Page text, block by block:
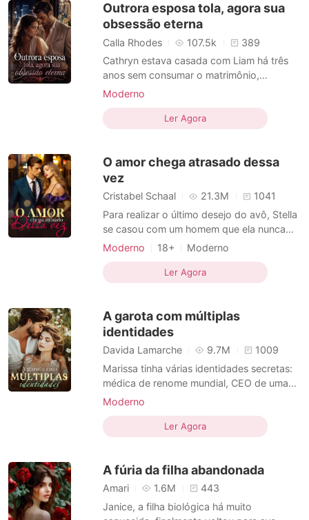
ruas durante a noite fria. No
Arrogante / Dominante
Outrora esposa tola, agora sua
obsessão eterna
Calla Rhodes 107.5k
389
Cathryn estava casada com Liam há três
anos sem consumar o matrimônio,
acreditando que ele se dedicava
mãe morreu, ela descobriu que seu marido
Enterrando toda ternura, ela
Moderno
Casamento após um curto namoro
Múltiplas identidades
Casamento por contrato
CEO
Ler Agora
O amor chega atrasado dessa
vez
Cristabel Schaal 21.3M
1041
Para realizar o último desejo do avô, Stella
se casou com um homem que ela nunca
tinha visto. No entanto, os dois
sem se perturbarem. Um ano depois, Stella
voltou a Seamarsh, na esperança de
marido. Mas para sua surpre
Moderno 18+
Moderno
Casamento após um curto namoro
Identidade oculta
CEO
Ler Agora
A garota com múltiplas
identidades
Davida Lamarche 9.7M
1009
Marissa tinha várias identidades secretas:
médica de renome mundial, CEO de uma
empresa listada, mercenária poderosa,
escondeu tudo isso e decidiu se casar com
um jovem que parecia muito pobre. Porém,
era na verdade o herd
Moderno
Casamento após um curto namoro
Múltiplas identidades
Falsa
Ler Agora
A fúria da filha abandonada
Amari 1.6M
443
Janice, a filha biológica há muito